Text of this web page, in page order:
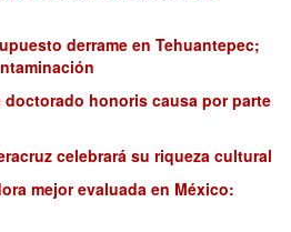
derrame en Tehuantepec;
doctorado honoris causa por parte
celebrará su riqueza cultural
mejor evaluada en México: